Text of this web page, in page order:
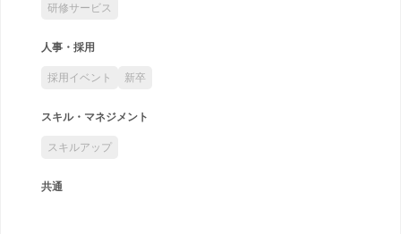
研修サービス
人事・採用
採用イベント 新卒
スキル・マネジメント
スキルアップ
共通